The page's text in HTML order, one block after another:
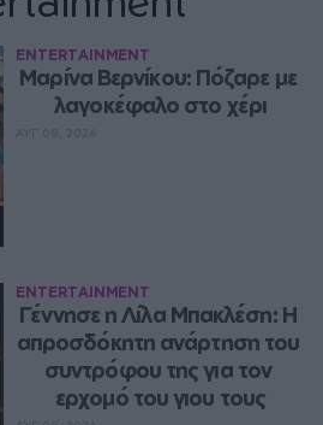
ENTERTAINMENT
Μαρίνα Βερνίκου: Πόζαρε με
λαγοκέφαλο στο χέρι
ENTERTAINMENT
Γέννησε η Λίλα Μπακλέση: Η
απροσδόκητη ανάρτηση του
συντρόφου της για τον
ερχομό του γιου τους